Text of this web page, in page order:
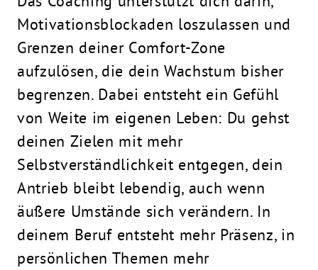
Motivationsblockaden loszulassen und
Grenzen deiner Comfort-Zone
aufzulösen, die dein Wachstum bisher
begrenzen. Dabei entsteht ein Gefühl
von Weite im eigenen Leben: Du gehst
deinen Zielen mit mehr
Selbstverständlichkeit entgegen, dein
Antrieb bleibt lebendig, auch wenn
äußere Umstände sich verändern. In
deinem Beruf entsteht mehr Präsenz, in
persönlichen Themen mehr